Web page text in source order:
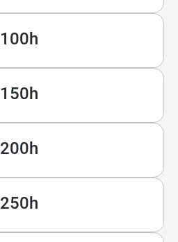
100h
150h
200h
250h